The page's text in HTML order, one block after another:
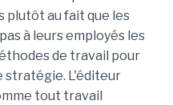
plutôt au fait que les
à leurs employés les
de travail pour
stratégie. L'éditeur
tout travail